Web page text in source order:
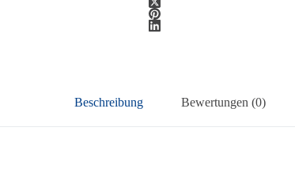
Beschreibung Bewertungen (0)